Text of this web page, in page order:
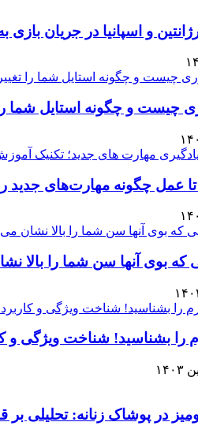
و اسپانیا در جریان
چیست و چگونه استایل شما
تا عمل چگونه مهارت‌های جدید
که بوی آنها سن شما را بالا
را بشناسید! شناخت ویژگی و
در پوشاک زنانه: تحلیلی